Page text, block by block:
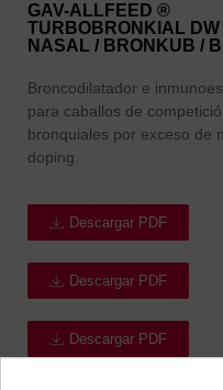
GAV-ALLFEED ®
TURBOBRONKIAL
NASAL / BRONKUB /
Broncodilatador e
para caballos de
bronquiales por exceso de
doping.
Descargar PDF
Descargar PDF
Descargar PDF